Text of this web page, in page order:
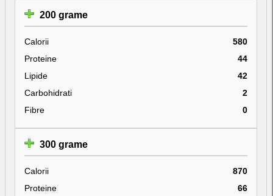
200 grame
Calorii
580
Proteine
44
Lipide
42
Carbohidrati
2
Fibre
0
300 grame
Calorii
870
Proteine
66